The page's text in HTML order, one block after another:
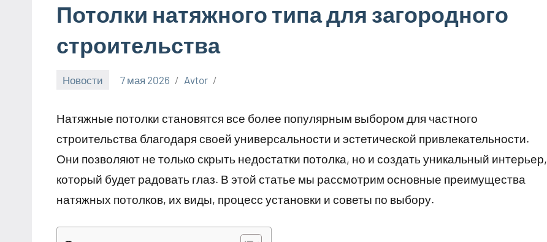
Потолки натяжного типа для загородного
строительства
Новости 7 мая 2026 Avtor
Натяжные потолки становятся все более популярным выбором для частного
строительства благодаря своей универсальности и эстетической привлекательности.
Они позволяют не только скрыть недостатки потолка, но и создать уникальный интерьер,
который будет радовать глаз. В этой статье мы рассмотрим основные преимущества
натяжных потолков, их виды, процесс установки и советы по выбору.